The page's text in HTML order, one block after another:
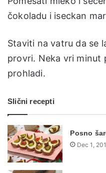
čokoladu i iseckan
Staviti na vatru da se
provri. Neka vri minut
prohladi.
Slični recepti
Posno
Dec 1,